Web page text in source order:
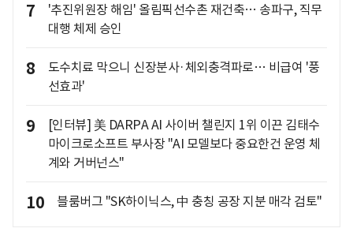
7
'추진위원장 해임' 올림픽선수촌 재건축… 송파구, 직무
대행 체제 승인
8
도수치료 막으니 신장분사·체외충격파로… 비급여 '풍
선효과'
9
[인터뷰] 美 DARPA AI 사이버 챌린지 1위 이끈 김태수
마이크로소프트 부사장 "AI 모델보다 중요한건 운영 체
계와 거버넌스"
10 블룸버그 "SK하이닉스, 中 충칭 공장 지분 매각 검토"